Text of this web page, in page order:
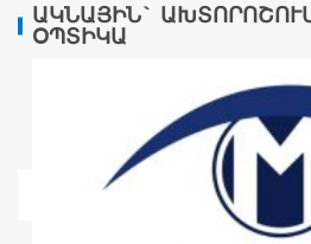
ԱԿՆԱՅԻՆ`
ՕՊՏԻԿԱ